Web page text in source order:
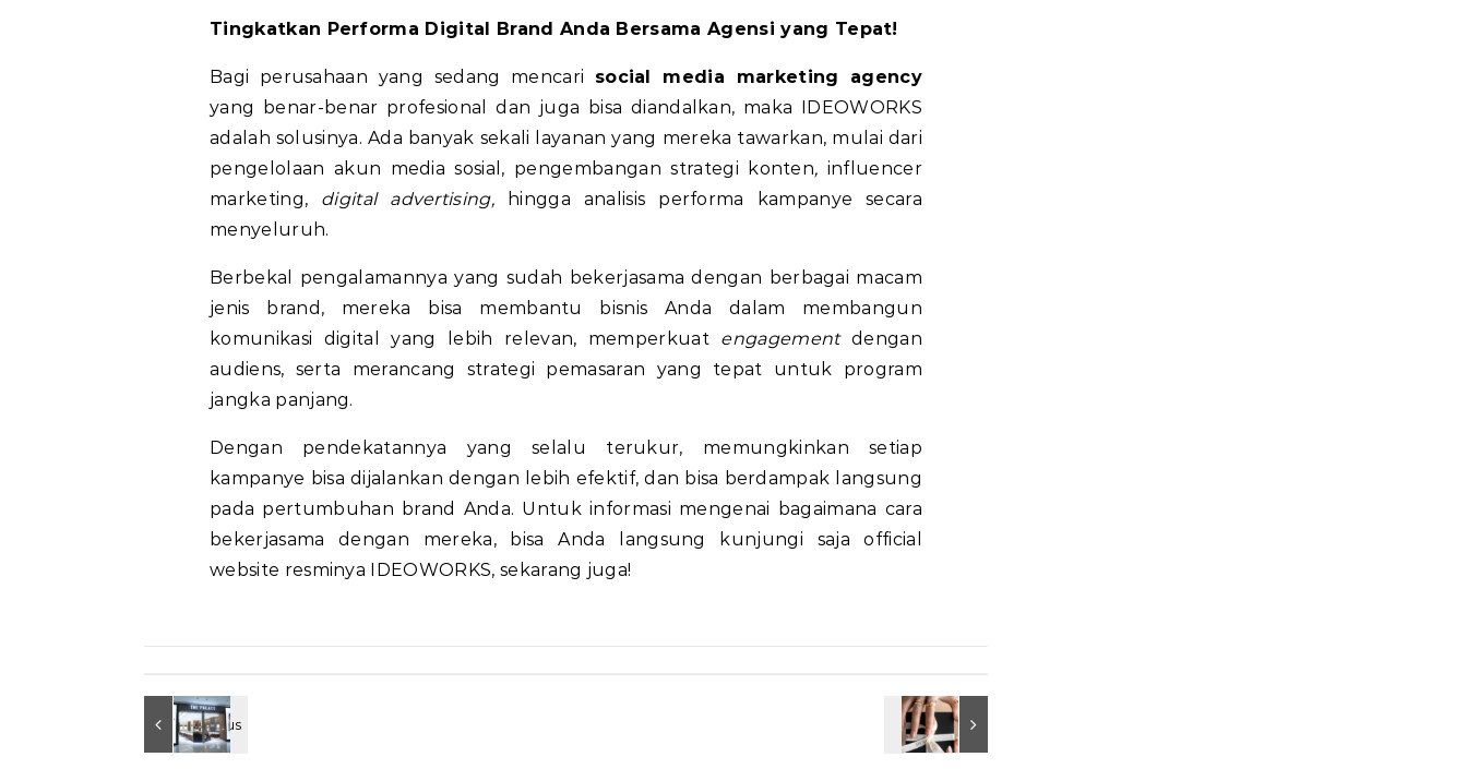
Tingkatkan Performa Digital Brand Anda Bersama Agensi yang Tepat!
Bagi perusahaan yang sedang mencari social media marketing agency
yang benar-benar profesional dan juga bisa diandalkan, maka IDEOWORKS
adalah solusinya. Ada banyak sekali layanan yang mereka tawarkan, mulai dari
pengelolaan akun media sosial, pengembangan strategi konten, influencer
marketing, digital advertising,
hingga analisis performa kampanye secara
menyeluruh.
Berbekal pengalamannya yang sudah bekerjasama dengan berbagai macam
jenis brand, mereka bisa membantu bisnis Anda dalam membangun
komunikasi digital yang lebih relevan, memperkuat engagementdengan
audiens, serta merancang strategi pemasaran yang tepat untuk program
jangka panjang.
Dengan pendekatannya yang selalu terukur, memungkinkan setiap
kampanye bisa dijalankan dengan lebih efektif, dan bisa berdampak langsung
pada pertumbuhan brand Anda. Untuk informasi mengenai bagaimana cara
bekerjasama dengan mereka, bisa Anda langsung kunjungi saja official
website resminya IDEOWORKS, sekarang juga!